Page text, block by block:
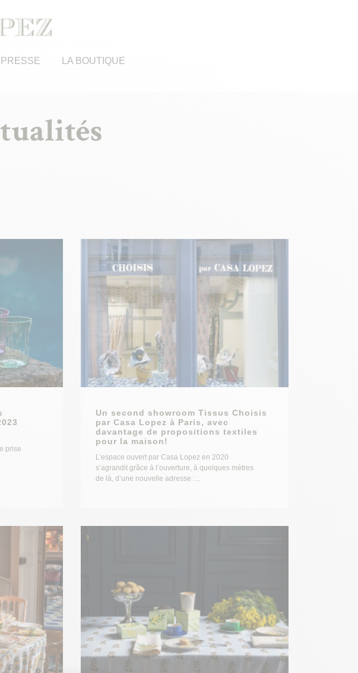
prise
Un second showroom Tissus Choisis
par Casa Lopez à Paris, avec
davantage de propositions textiles
pour la maison!
L’espace ouvert par Casa Lopez en 2020
s’agrandit grâce à l’ouverture, à quelques mètres
de là, d’une nouvelle adresse :...
LA BOUTIQUE